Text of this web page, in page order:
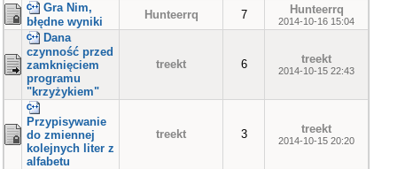
Gra Nim,
błędne wyniki
Hunteerrq 7 Hunteerrq
2014-10-16 15:04
Dana
czynność przed
zamknięciem
programu
"krzyżykiem"
treekt 6 treekt
2014-10-15 22:43
Przypisywanie
do zmiennej
kolejnych liter z
alfabetu
treekt 3 treekt
2014-10-15 20:20